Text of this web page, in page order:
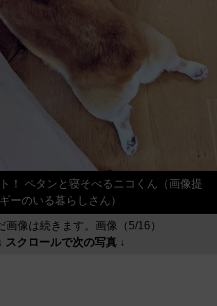
！ ペタンと寝そべるニコくん（画像提
ーのいる暮らしさん）
画像は続きます。画像（5/16）
スクロールで次の写真 ↓